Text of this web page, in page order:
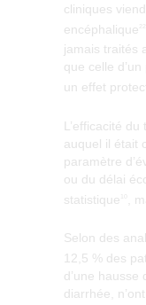
cliniques
encéphalique
jamais traités
que celle
un effet
L’efficacité
auquel il était
paramètre
ou du délai
statistique
,
Selon des
12,5 % des
d’une
diarrhée,